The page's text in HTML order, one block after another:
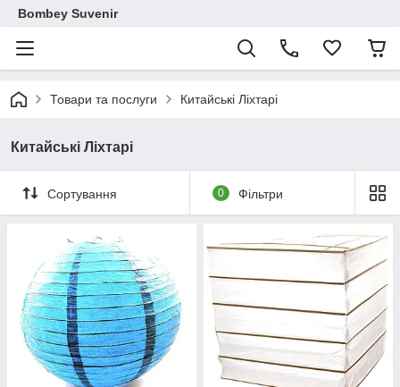
Bombey Suvenir
Товари та послуги Китайські Ліхтарі
Китайські Ліхтарі
Сортування 0 Фільтри